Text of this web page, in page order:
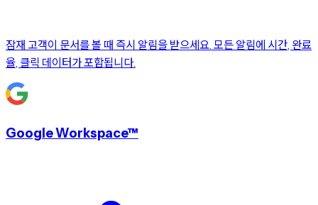
잠재 고객이 문서를 볼 때 즉시 알림을 받으세요. 모든 알림에 시간, 완료
율, 클릭 데이터가 포함됩니다.
Google Workspace™